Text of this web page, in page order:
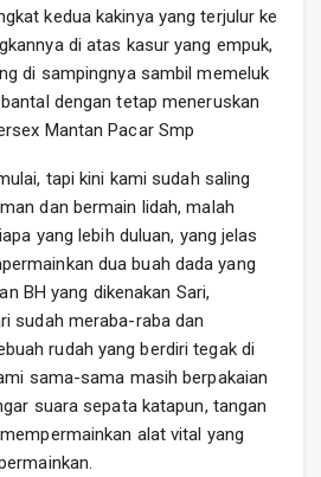
kedua kakinya yang terjulur ke
di atas kasur yang empuk,
di sampingnya sambil memeluk
dengan tetap meneruskan
Mantan Pacar Smp
tapi kini kami sudah saling
dan bermain lidah, malah
yang lebih duluan, yang jelas
dua buah dada yang
BH yang dikenakan Sari,
sudah meraba-raba dan
rudah yang berdiri tegak di
sama-sama masih berpakaian
suara sepata katapun, tangan
alat vital yang